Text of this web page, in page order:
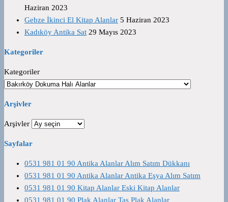
Haziran 2023
Gebze İkinci El Kitap Alanlar 5 Haziran 2023
Kadıköy Antika Sat 29 Mayıs 2023
Kategoriler
Kategoriler
Arşivler
Arşivler
Sayfalar
0531 981 01 90 Antika Alanlar Alım Satım Dükkanı
0531 981 01 90 Antika Alanlar Antika Eşya Alım Satım
0531 981 01 90 Kitap Alanlar Eski Kitap Alanlar
0531 981 01 90 Plak Alanlar Taş Plak Alanlar